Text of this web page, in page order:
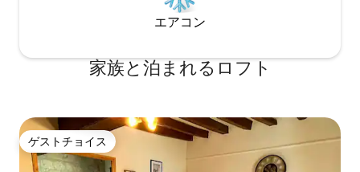
エアコン
家族と泊まれるロフト
ゲストチョイス
ゲストチョイス